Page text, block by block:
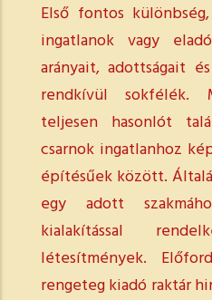
Első fontos
ingatlanok vagy
arányait, adottságait
rendkívül sokfélék.
teljesen hasonlót
csarnok ingatlanhoz
építésűek között.
egy adott
kialakítással
létesítmények.
rengeteg kiadó raktár